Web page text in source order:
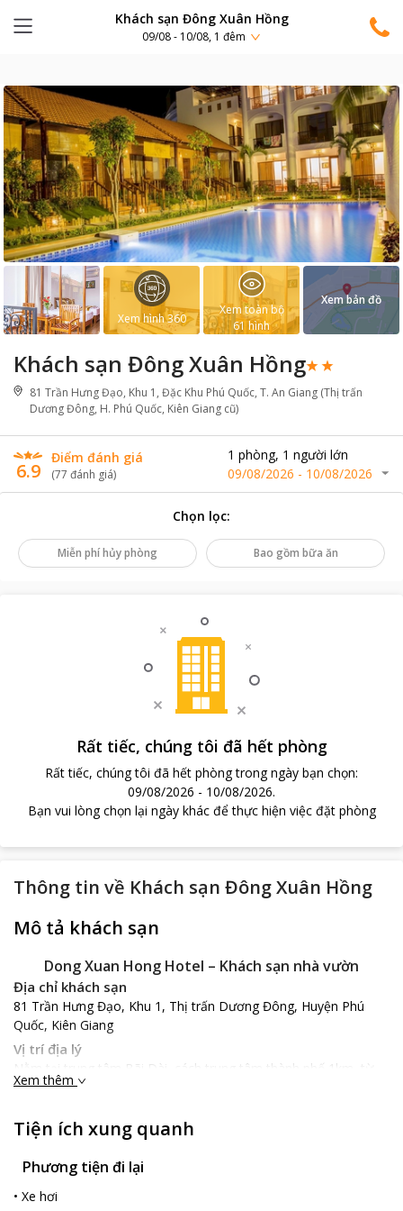
Khách sạn Đông Xuân Hồng
09/08 - 10/08, 1 đêm
Khách sạn Đông Xuân Hồng
81 Trần Hưng Đạo, Khu 1, Đặc Khu Phú Quốc, T. An Giang (Thị trấn
Dương Đông, H. Phú Quốc, Kiên Giang cũ)
6.9
Điểm đánh giá
(77 đánh giá)
1 phòng, 1 người lớn
09/08/2026 - 10/08/2026
Xem hình 360
Xem toàn bộ
61 hình
Xem bản đồ
Chọn lọc:
Miễn phí hủy phòng Bao gồm bữa ăn
Rất tiếc, chúng tôi đã hết phòng
Rất tiếc, chúng tôi đã hết phòng trong ngày bạn chọn:
09/08/2026 - 10/08/2026.
Bạn vui lòng chọn lại ngày khác để thực hiện việc đặt phòng
Thông tin về Khách sạn Đông Xuân Hồng
Mô tả khách sạn
Dong Xuan Hong Hotel – Khách sạn nhà vườn
Địa chỉ khách sạn
81 Trần Hưng Đạo, Khu 1, Thị trấn Dương Đông, Huyện Phú
Quốc, Kiên Giang
Vị trí địa lý
Nằm tại trung tâm Bãi Dài, cách trung tâm thành phố 1km, từ
Dong Xuan Hong Hotel
cho du khách muốn tắm biển với đường riêng xuống bãi tắm chỉ
cách 150m.
Đặc điểm khách sạn
Được thiết kế dưới dạng khách sạn nhà vườn thoáng mát, rộng
rãi mà lại riêng biệt giữa khoảng không gian đậm màu sắc thiên
Xem thêm
Tiện ích xung quanh
Phương tiện đi lại
• Xe hơi